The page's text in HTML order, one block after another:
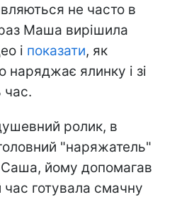
не часто в
Маша вирішила
і показати, як
наряджає ялинку і зі
час.
ролик, в
"наряжатель"
Саша, йому допомагав
готувала смачну